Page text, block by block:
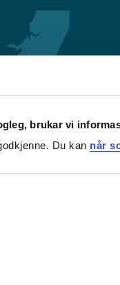
brukar vi
Du kan når